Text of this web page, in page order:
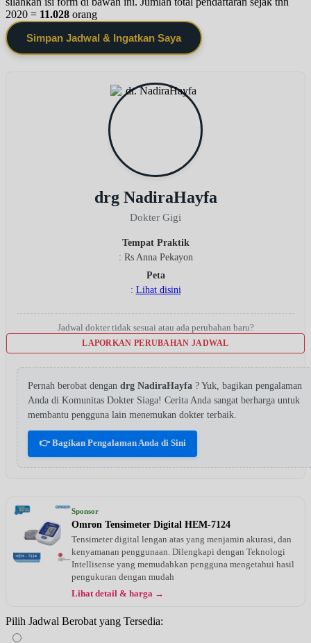
2020 = 11.028 orang
Simpan Jadwal & Ingatkan Saya
drg NadiraHayfa
Dokter Gigi
Tempat Praktik
: Rs Anna Pekayon
Peta
: Lihat disini
Jadwal dokter tidak sesuai atau ada perubahan baru?
LAPORKAN PERUBAHAN JADWAL
Pernah berobat dengan drg NadiraHayfa ? Yuk, bagikan pengalaman
Anda di Komunitas Dokter Siaga! Cerita Anda sangat berharga untuk
membantu pengguna lain menemukan dokter terbaik.
👉 Bagikan Pengalaman Anda di Sini
Sponsor
Omron Tensimeter Digital HEM-7124
Tensimeter digital lengan atas yang menjamin akurasi, dan
kenyamanan penggunaan. Dilengkapi dengan Teknologi
Intellisense yang memudahkan pengguna mengetahui hasil
pengukuran dengan mudah
Lihat detail & harga →
Pilih Jadwal Berobat yang Tersedia: